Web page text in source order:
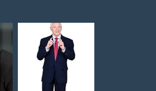
в "Дойче
пред
развитието
в ерата на